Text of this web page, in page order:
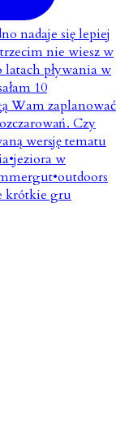
krótkie gru